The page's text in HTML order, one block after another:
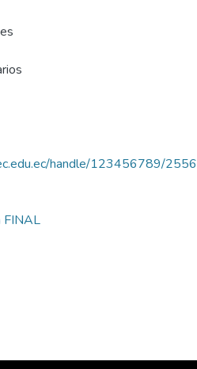
handle/123456789/2556
FINAL